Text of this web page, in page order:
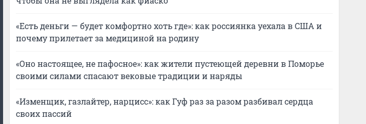
«Есть деньги — будет комфортно хоть где»: как россиянка уехала в США и
почему прилетает за медициной на родину
«Оно настоящее, не пафосное»: как жители пустеющей деревни в Поморье
своими силами спасают вековые традиции и наряды
«Изменщик, газлайтер, нарцисс»: как Гуф раз за разом разбивал сердца
своих пассий